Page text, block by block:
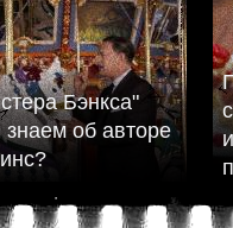
Бэнкса"
об авторе